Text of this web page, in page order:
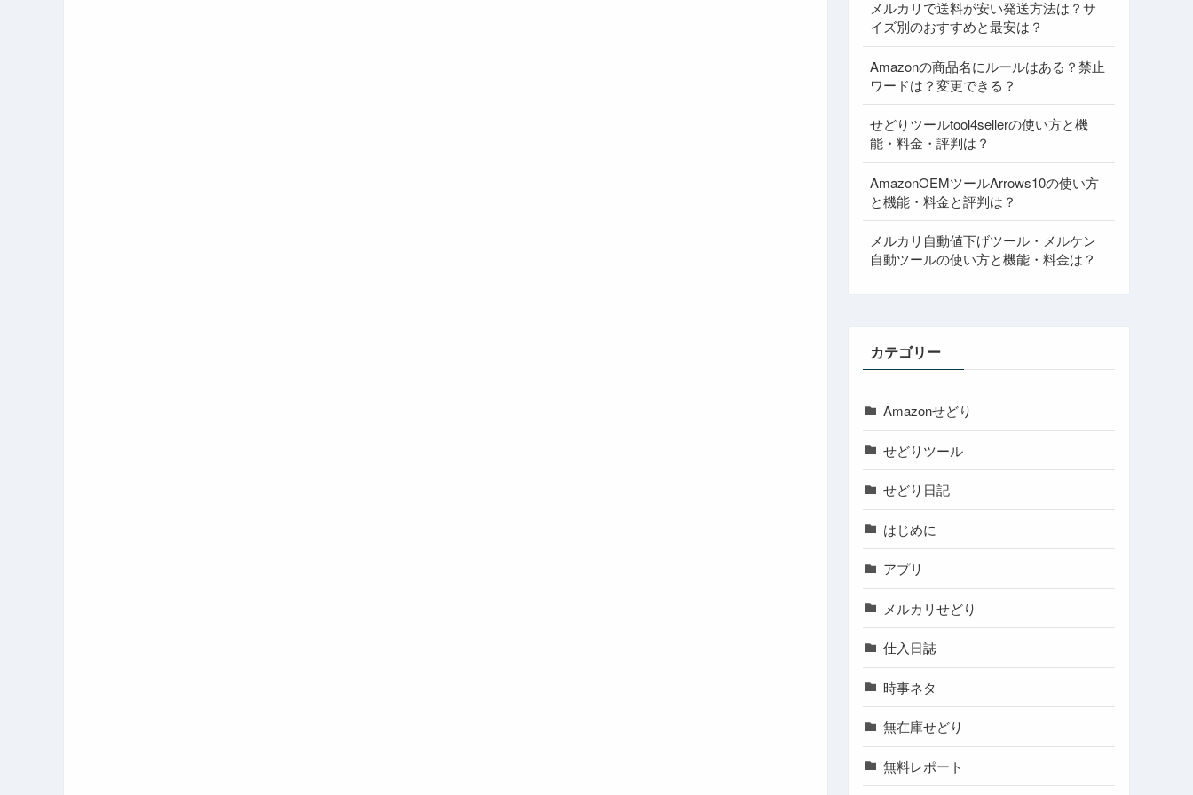
メルカリで送料が安い発送方法は？サ
イズ別のおすすめと最安は？
Amazonの商品名にルールはある？禁止
ワードは？変更できる？
せどりツールtool4sellerの使い方と機
能・料金・評判は？
AmazonOEMツールArrows10の使い方
と機能・料金と評判は？
メルカリ自動値下げツール・メルケン
自動ツールの使い方と機能・料金は？
カテゴリー
Amazonせどり
せどりツール
せどり日記
はじめに
アプリ
メルカリせどり
仕入日誌
時事ネタ
無在庫せどり
無料レポート